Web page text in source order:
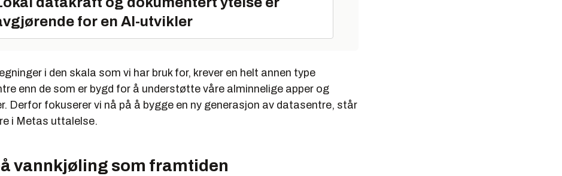
for en AI-utvikler
i den skala som vi har bruk for, krever en helt annen type
enn de som er bygd for å understøtte våre alminnelige apper og
Derfor fokuserer vi nå på å bygge en ny generasjon av datasentre, står
i Metas uttalelse.
vannkjøling som framtiden